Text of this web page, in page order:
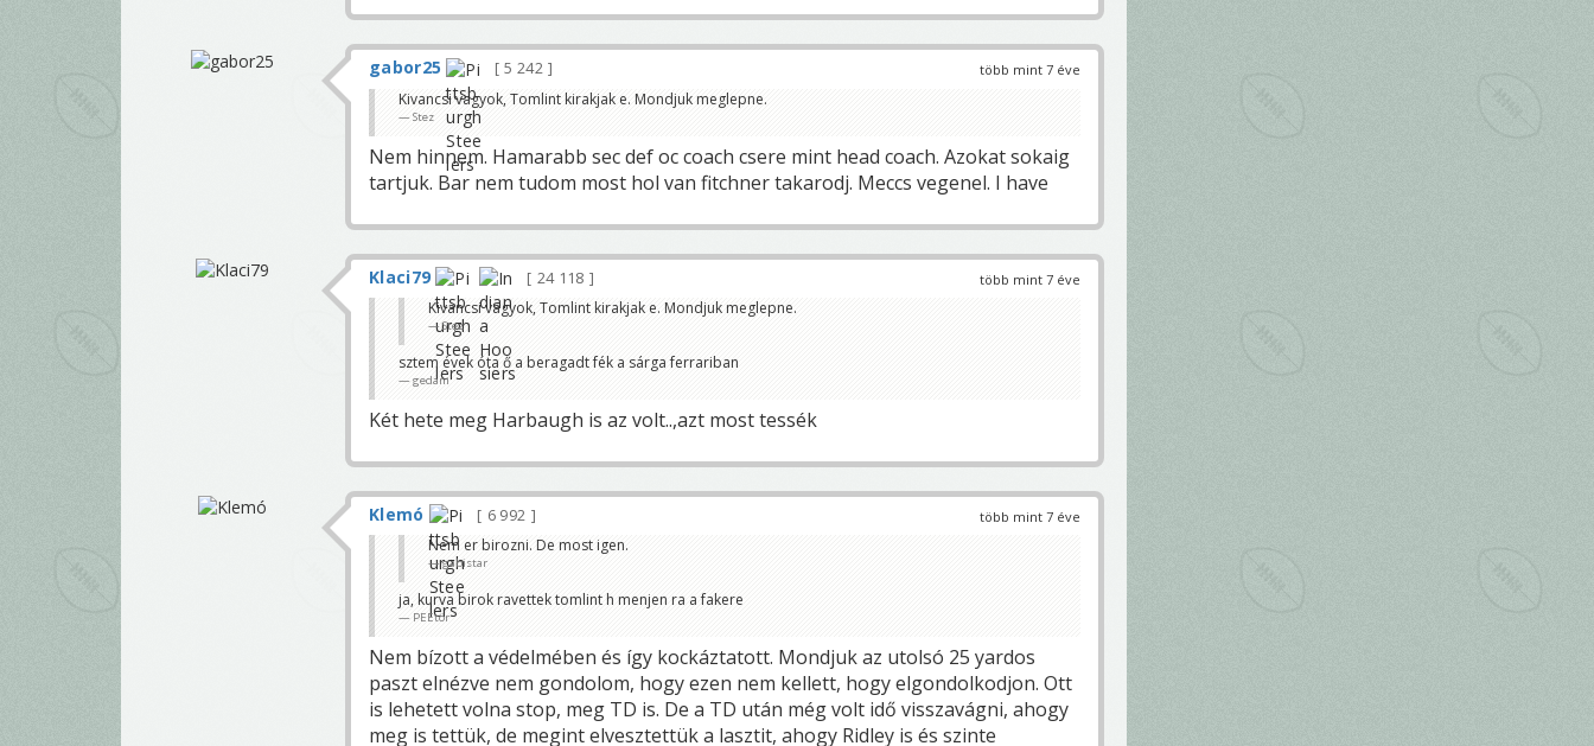
több mint 7 éve
gabor25
5 242
Kivancsi vagyok, Tomlint kirakjak e. Mondjuk meglepne.
Stez
Nem hinnem. Hamarabb sec def oc coach csere mint head coach. Azokat sokaig
tartjuk. Bar nem tudom most hol van fitchner takarodj. Meccs vegenel. I have
több mint 7 éve
Klaci79
24 118
Kivancsi vagyok, Tomlint kirakjak e. Mondjuk meglepne.
Stez
sztem évek óta ő a beragadt fék a sárga ferrariban
gedam
Két hete meg Harbaugh is az volt..,azt most tessék
több mint 7 éve
Klemó
6 992
Nem er birozni. De most igen.
gabistar
ja, kurva birok ravettek tomlint h menjen ra a fakere
PEEtör
Nem bízott a védelmében és így kockáztatott. Mondjuk az utolsó 25 yardos
paszt elnézve nem gondolom, hogy ezen nem kellett, hogy elgondolkodjon. Ott
is lehetett volna stop, meg TD is. De a TD után még volt idő visszavágni, ahogy
meg is tettük, de megint elvesztettük a lasztit, ahogy Ridley is és szinte